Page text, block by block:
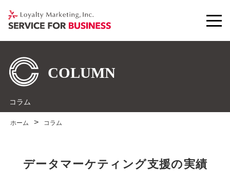
コラム
ホーム コラム
データマーケティング支援の実績